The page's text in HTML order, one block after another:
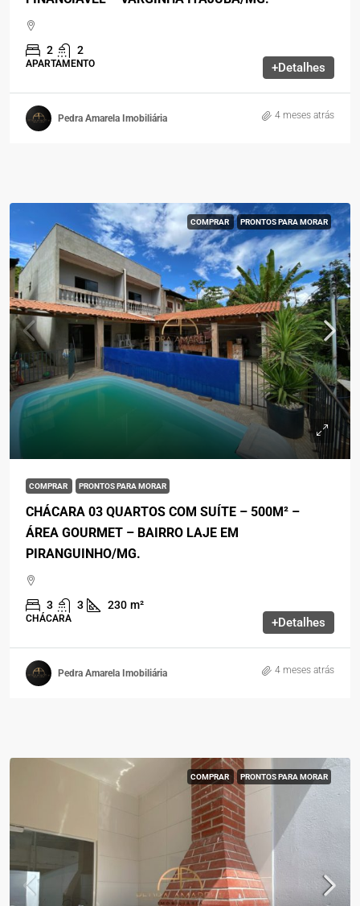
2 2
APARTAMENTO +Detalhes
Pedra Amarela Imobiliária 4 meses atrás
COMPRAR PRONTOS PARA MORAR
COMPRAR PRONTOS PARA MORAR
CHÁCARA 03 QUARTOS COM SUÍTE – 500M² –
ÁREA GOURMET – BAIRRO LAJE EM
PIRANGUINHO/MG.
3 3 230 m²
CHÁCARA +Detalhes
Pedra Amarela Imobiliária 4 meses atrás
COMPRAR PRONTOS PARA MORAR